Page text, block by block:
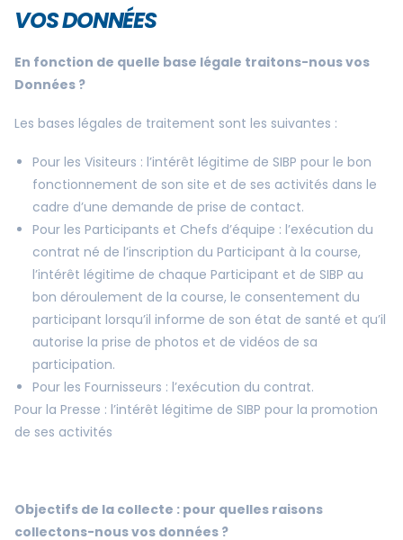
VOS DONNÉES
En fonction de quelle base légale traitons-nous vos
Données ?
Les bases légales de traitement sont les suivantes :
Pour les Visiteurs : l’intérêt légitime de SIBP pour le bon
fonctionnement de son site et de ses activités dans le
cadre d’une demande de prise de contact.
Pour les Participants et Chefs d’équipe : l’exécution du
contrat né de l’inscription du Participant à la course,
l’intérêt légitime de chaque Participant et de SIBP au
bon déroulement de la course, le consentement du
participant lorsqu’il informe de son état de santé et qu’il
autorise la prise de photos et de vidéos de sa
participation.
Pour les Fournisseurs : l’exécution du contrat.
Pour la Presse : l’intérêt légitime de SIBP pour la promotion
de ses activités
Objectifs de la collecte : pour quelles raisons
collectons-nous vos données ?